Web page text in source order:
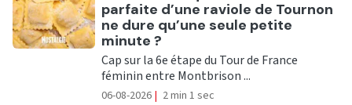
parfaite d’une raviole de Tournon
ne dure qu’une seule petite
minute ?
Cap sur la 6e étape du Tour de France
féminin entre Montbrison ...
06-08-2026 | 2 min 1 sec